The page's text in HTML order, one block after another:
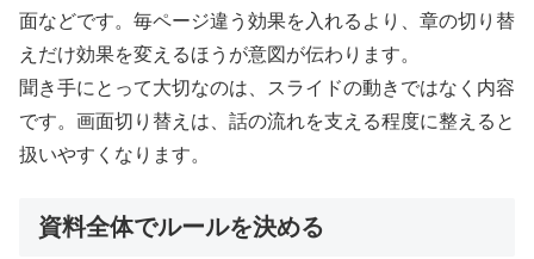
面などです。毎ページ違う効果を入れるより、章の切り替
えだけ効果を変えるほうが意図が伝わります。
聞き手にとって大切なのは、スライドの動きではなく内容
です。画面切り替えは、話の流れを支える程度に整えると
扱いやすくなります。
資料全体でルールを決める